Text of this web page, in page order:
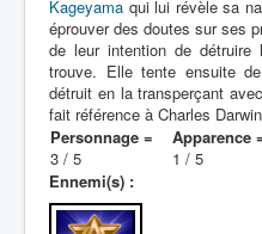
Série
Personnages
Mechas
Objets
Lieux
Kageyama qui lui révèle sa
éprouver des doutes sur ses
de leur intention de détruire
trouve. Elle tente ensuite
détruit en la transperçant
fait référence à Charles
Personnage =
3 / 5
Apparence
1 / 5
Ennemi(s) :